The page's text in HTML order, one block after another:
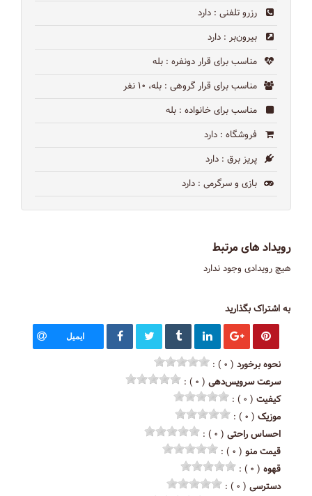
رزرو تلفنی : دارد
بیرون‌بر : دارد
مناسب برای قرار دونفره : بله
مناسب برای قرار گروهی : بله، ۱۰ نفر
مناسب برای خانواده : بله
فروشگاه : دارد
پریز برق : دارد
بازی و سرگرمی : دارد
رویداد های مرتبط
هیچ رویدادی وجود ندارد
به اشتراک بگذارید
ایمیل
نحوه برخورد ( ۰ ) :
سرعت سرویس‌دهی ( ۰ ) :
کیفیت ( ۰ ) :
موزیک ( ۰ ) :
احساس راحتی ( ۰ ) :
قیمت منو ( ۰ ) :
قهوه ( ۰ ) :
دسترسی ( ۰ ) :